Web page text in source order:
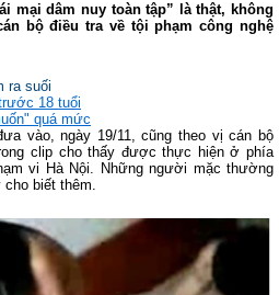
mại dâm nuy toàn tập” là thật, không
bộ điều tra về tội phạm công nghệ
ra suối
18 tuổi
quá mức
vào, ngày 19/11, cũng theo vị cán bộ
clip cho thấy được thực hiện ở phía
vi Hà Nội. Những người mặc thường
cho biết thêm.